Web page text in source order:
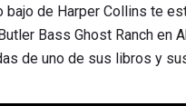
de Harper Collins te
Bass Ghost Ranch
de uno de sus libros y